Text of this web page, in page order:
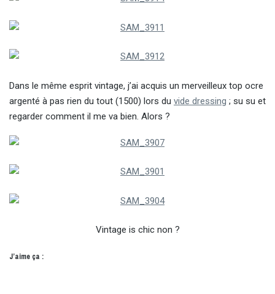
Dans le même esprit vintage, j’ai acquis un merveilleux top ocre
argenté à pas rien du tout (1500) lors du vide dressing ; su su et
regarder comment il me va bien. Alors ?
Vintage is chic non ?
J’aime ça :